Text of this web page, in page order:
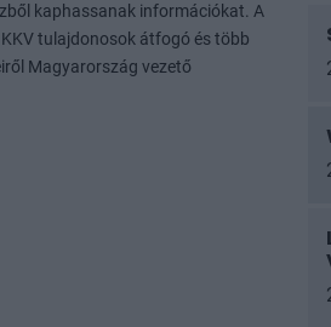
kaphassanak információkat. A
tulajdonosok átfogó és több
Magyarország vezető